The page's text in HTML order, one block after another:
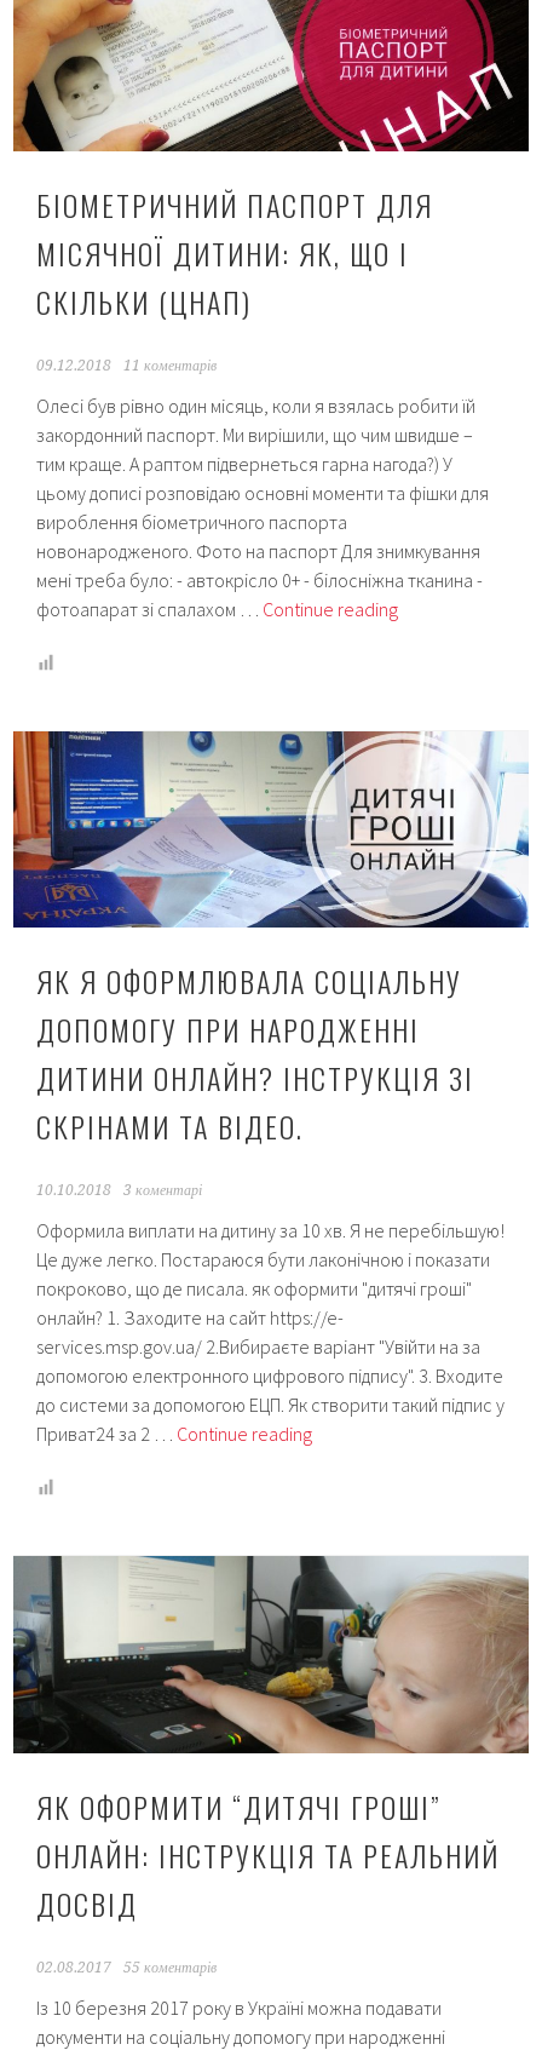
Львові
онлайн?
Завантаження
скан-
копії
свідоцтва.
БІОМЕТРИЧНИЙ ПАСПОРТ ДЛЯ
МІСЯЧНОЇ ДИТИНИ: ЯК, ЩО І
СКІЛЬКИ (ЦНАП)
09.12.2018 11 коментарів
Олесі був рівно один місяць, коли я взялась робити їй
закордонний паспорт. Ми вирішили, що чим швидше –
тим краще. А раптом підвернеться гарна нагода?) У
цьому дописі розповідаю основні моменти та фішки для
вироблення біометричного паспорта
новонародженого. Фото на паспорт Для знимкування
мені треба було: - автокрісло 0+ - білосніжна тканина -
фотоапарат зі спалахом … Continue readingБіометричний
як,
і
скільки
(ЦНАП)
ЯК Я ОФОРМЛЮВАЛА СОЦІАЛЬНУ
ДОПОМОГУ ПРИ НАРОДЖЕННІ
ДИТИНИ ОНЛАЙН? ІНСТРУКЦІЯ ЗІ
СКРІНАМИ ТА ВІДЕО.
10.10.2018 3 коментарі
Оформила виплати на дитину за 10 хв. Я не перебільшую!
Це дуже легко. Постараюся бути лаконічною і показати
покроково, що де писала. як оформити "дитячі гроші"
онлайн? 1. Заходите на сайт https://e-
services.msp.gov.ua/ 2.Вибираєте варіант "Увійти на за
допомогою електронного цифрового підпису". 3. Входите
до системи за допомогою ЕЦП. Як створити такий підпис у
Приват24 за 2 … Continue readingЯк
при
народженні
дитини
онлайн?
Інструкція
зі
скрінами
відео.
ЯК ОФОРМИТИ “ДИТЯЧІ ГРОШІ”
ОНЛАЙН: ІНСТРУКЦІЯ ТА РЕАЛЬНИЙ
ДОСВІД
02.08.2017 55 коментарів
Із 10 березня 2017 року в Україні можна подавати
документи на соціальну допомогу при народженні